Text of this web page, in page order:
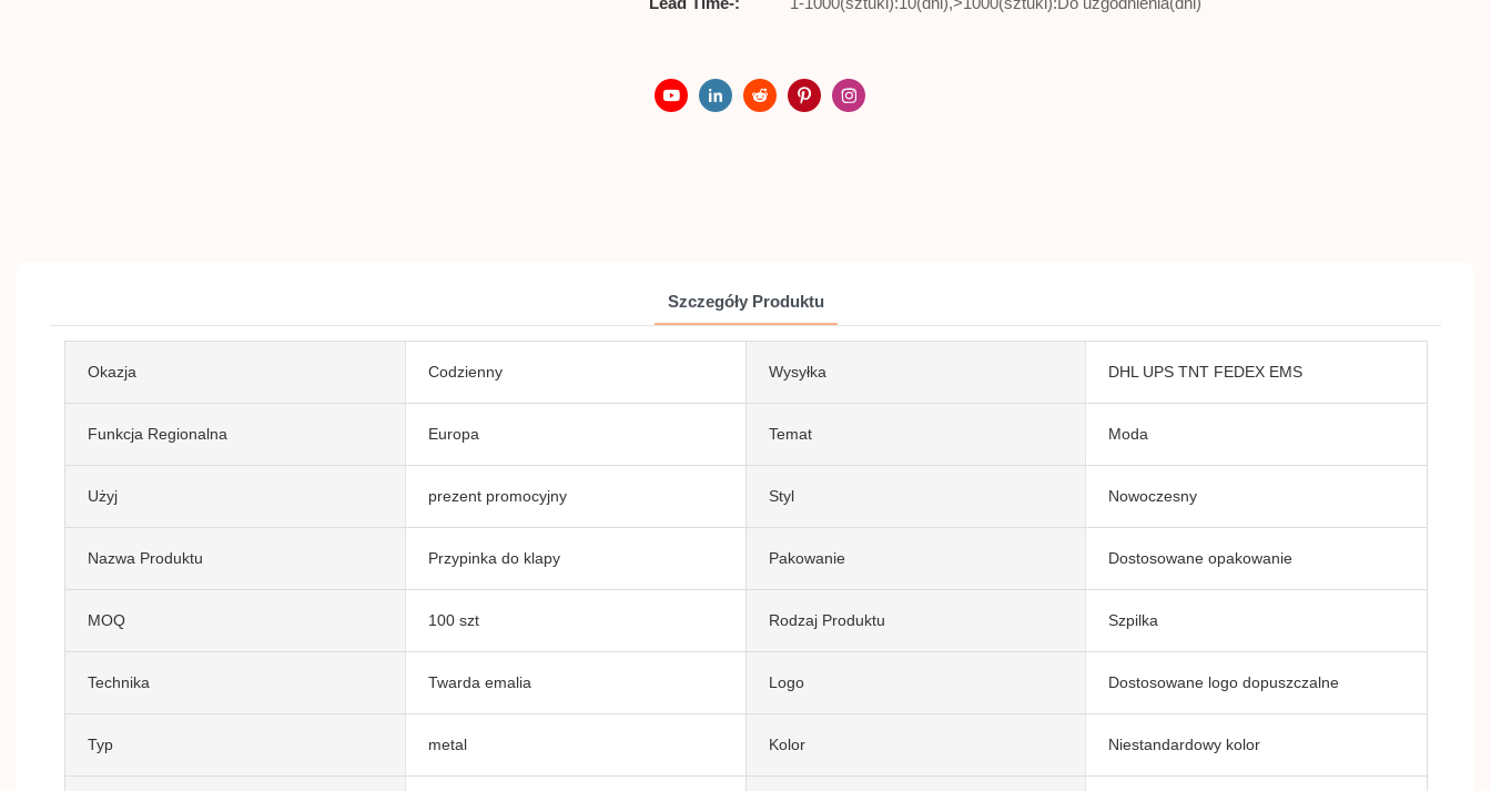
Szczegóły Produktu
Okazja Codzienny Wysyłka DHL UPS TNT FEDEX EMS
Funkcja Regionalna Europa Temat Moda
Użyj prezent promocyjny Styl Nowoczesny
Nazwa Produktu Przypinka do klapy Pakowanie Dostosowane opakowanie
MOQ 100 szt Rodzaj Produktu Szpilka
Technika Twarda emalia Logo Dostosowane logo dopuszczalne
Typ metal Kolor Niestandardowy kolor